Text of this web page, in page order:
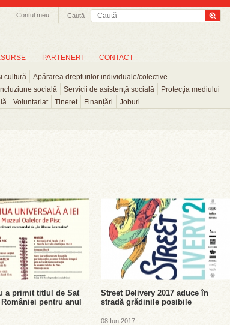
Caută
Contul meu
cultură
Apărarea drepturilor individuale/colective
Incluziune socială Servicii de asistență socială
Protecția mediului
Voluntariat Tineret Finanțări Joburi
PARTENERI CONTACT
a primit titlul de Sat
pentru anul
Street Delivery 2017 aduce în
stradă grădinile posibile
08 Iun 2017